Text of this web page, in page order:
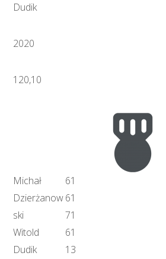
Dudik
2020
120,10
Michał
Dzierżanow
ski
Witold
Dudik
61
61
71
61
13